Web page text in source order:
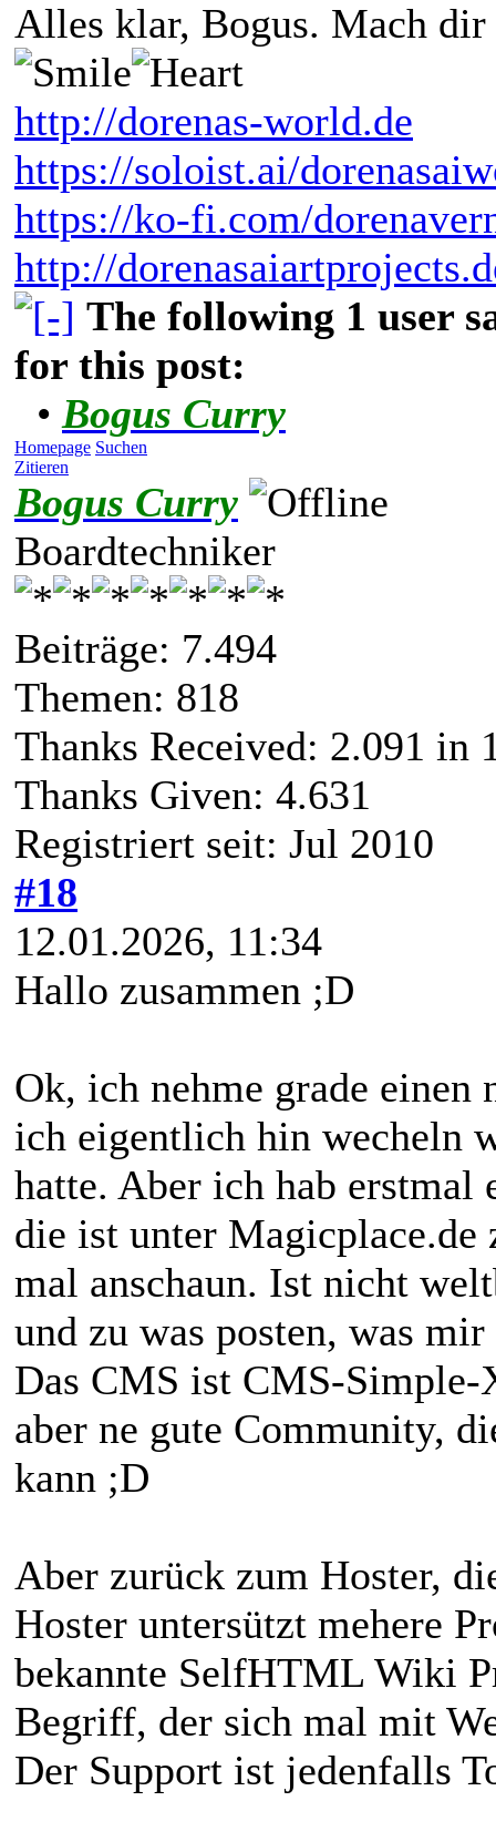
Alles klar, Bogus. Mach
http://dorenas-world.de
https://soloist.ai/
https://ko-fi.com/
http://
The following 1 user
for this post:
• Bogus Curry
Homepage Suchen
Zitieren
Bogus Curry
Boardtechniker
Beiträge: 7.494
Themen: 818
Thanks Received: 2.091 in
Thanks Given: 4.631
Registriert seit: Jul 2010
#18
12.01.2026, 11:34
Hallo zusammen ;D
Ok, ich nehme grade einen
ich eigentlich hin wecheln
hatte. Aber ich hab erstmal
die ist unter
mal anschaun. Ist nicht
und zu was posten, was
Das CMS ist CMS-
aber ne gute Community,
kann ;D
Aber zurück zum Hoster,
Hoster untersützt mehere
bekannte SelfHTML Wiki
Begriff, der sich mal mit
Der Support ist jedenfalls